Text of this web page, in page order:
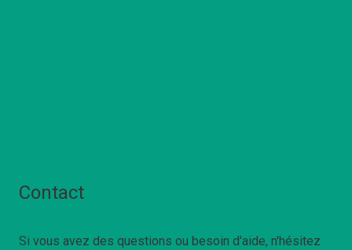
Contact
Si vous avez des questions ou besoin d'aide, n'hésitez